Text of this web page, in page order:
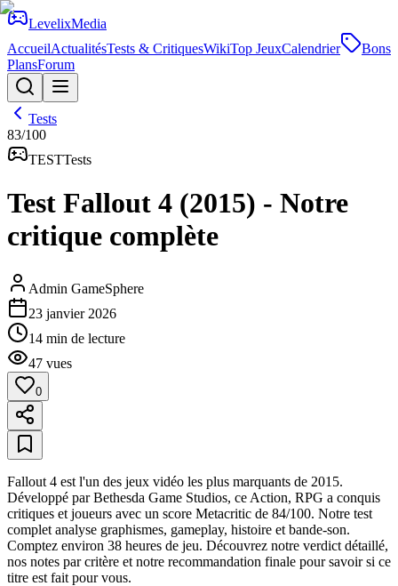
LevelixMedia
AccueilActualitésTests & CritiquesWikiTop JeuxCalendrier
Bons
PlansForum
Tests
83/100
TESTTests
Test Fallout 4 (2015) - Notre
critique complète
Admin GameSphere
23 janvier 2026
14 min de lecture
47 vues
0
Fallout 4 est l'un des jeux vidéo les plus marquants de 2015.
Développé par Bethesda Game Studios, ce Action, RPG a conquis
critiques et joueurs avec un score Metacritic de 84/100. Notre test
complet analyse graphismes, gameplay, histoire et bande-son.
Comptez environ 38 heures de jeu. Découvrez notre verdict détaillé,
nos notes par critère et notre recommandation finale pour savoir si ce
titre est fait pour vous.